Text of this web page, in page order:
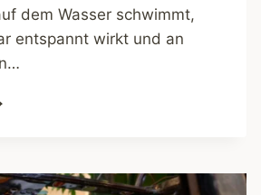
dem Wasser schwimmt,
entspannt wirkt und an